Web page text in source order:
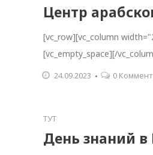
Центр
[vc_row][vc_column
[vc_empty_space][/
24.09.2023 0
ТУТ
День знаний